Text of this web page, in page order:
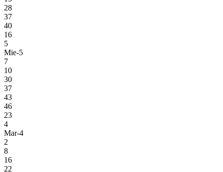
28
37
40
16
5
Mie-5
7
10
30
37
43
46
23
4
Mar-4
2
8
16
22